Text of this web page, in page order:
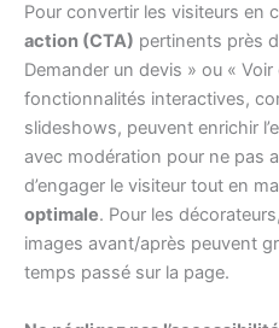
Pour convertir les visiteurs en
action (CTA) pertinents près
Demander un devis » ou «
fonctionnalités interactives,
slideshows, peuvent enrichir
avec modération pour ne pas
d’engager le visiteur tout en
optimale. Pour les
images avant/après peuvent
temps passé sur la page.